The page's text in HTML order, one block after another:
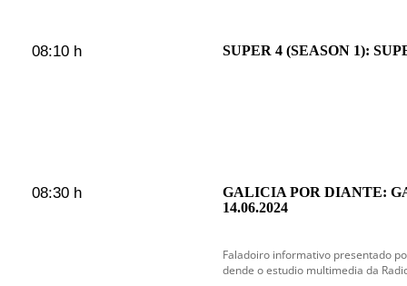
08:10 h SUPER 4 (SEASON 1):
08:30 h
GALICIA POR DIANTE:
14.06.2024
Faladoiro informativo presentado
dende o estudio multimedia da